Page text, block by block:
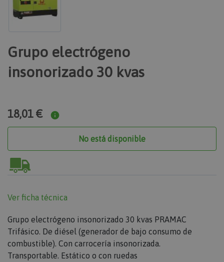
Grupo electrógeno
insonorizado 30 kvas
18,01 €
No está disponible
Ver ficha técnica
Grupo electrógeno insonorizado 30 kvas PRAMAC
Trifásico. De diésel (generador de bajo consumo de
combustible). Con carrocería insonorizada.
Transportable. Estático o con ruedas